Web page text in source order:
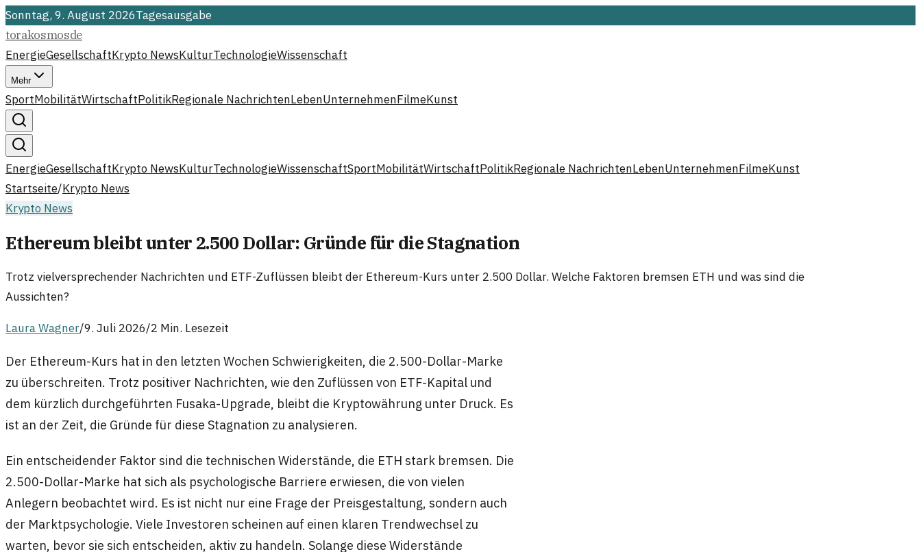
Sonntag, 9. August 2026Tagesausgabe
torakosmosde
EnergieGesellschaftKrypto NewsKulturTechnologieWissenschaft
Mehr
SportMobilitätWirtschaftPolitikRegionale NachrichtenLebenUnternehmenFilmeKunst
EnergieGesellschaftKrypto NewsKulturTechnologieWissenschaftSportMobilitätWirtschaftPolitikRegionale NachrichtenLebenUnternehmenFilmeKunst
Startseite/Krypto News
Krypto News
Ethereum bleibt unter 2.500 Dollar: Gründe für die Stagnation
Trotz vielversprechender Nachrichten und ETF-Zuflüssen bleibt der Ethereum-Kurs unter 2.500 Dollar. Welche Faktoren bremsen ETH und was sind die
Aussichten?
Laura Wagner/9. Juli 2026/2 Min. Lesezeit
Der Ethereum-Kurs hat in den letzten Wochen Schwierigkeiten, die 2.500-Dollar-Marke
zu überschreiten. Trotz positiver Nachrichten, wie den Zuflüssen von ETF-Kapital und
dem kürzlich durchgeführten Fusaka-Upgrade, bleibt die Kryptowährung unter Druck. Es
ist an der Zeit, die Gründe für diese Stagnation zu analysieren.
Ein entscheidender Faktor sind die technischen Widerstände, die ETH stark bremsen. Die
2.500-Dollar-Marke hat sich als psychologische Barriere erwiesen, die von vielen
Anlegern beobachtet wird. Es ist nicht nur eine Frage der Preisgestaltung, sondern auch
der Marktpsychologie. Viele Investoren scheinen auf einen klaren Trendwechsel zu
warten, bevor sie sich entscheiden, aktiv zu handeln. Solange diese Widerstände